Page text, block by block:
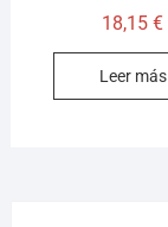
18,15€
Leer más